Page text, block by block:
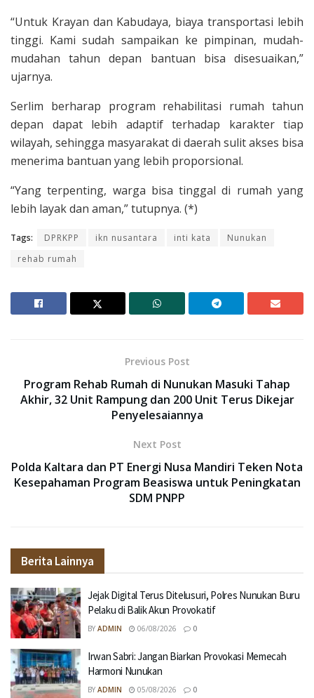
“Untuk Krayan dan Kabudaya, biaya transportasi lebih
tinggi. Kami sudah sampaikan ke pimpinan, mudah-
mudahan tahun depan bantuan bisa disesuaikan,”
ujarnya.
Serlim berharap program rehabilitasi rumah tahun
depan dapat lebih adaptif terhadap karakter tiap
wilayah, sehingga masyarakat di daerah sulit akses bisa
menerima bantuan yang lebih proporsional.
“Yang terpenting, warga bisa tinggal di rumah yang
lebih layak dan aman,” tutupnya. (*)
Tags: DPRKPP ikn nusantara inti kata
Nunukan
rehab rumah
Previous Post
Program Rehab Rumah di Nunukan Masuki Tahap
Akhir, 32 Unit Rampung dan 200 Unit Terus Dikejar
Penyelesaiannya
Next Post
Polda Kaltara dan PT Energi Nusa Mandiri Teken Nota
Kesepahaman Program Beasiswa untuk Peningkatan
SDM PNPP
Berita Lainnya
Jejak Digital Terus Ditelusuri, Polres Nunukan Buru
Pelaku di Balik Akun Provokatif
BY ADMIN 06/08/2026 0
Irwan Sabri: Jangan Biarkan Provokasi Memecah
Harmoni Nunukan
BY ADMIN 05/08/2026 0